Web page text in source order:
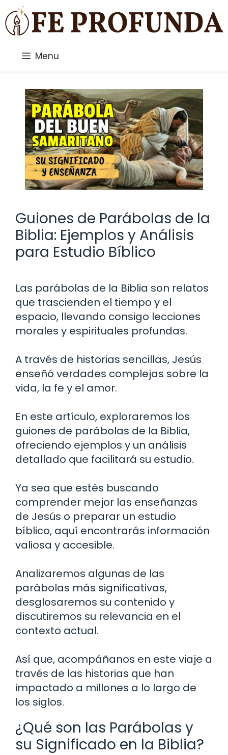
Saltar
al
contenido
Menu
Guiones de Parábolas de la
Biblia: Ejemplos y Análisis
para Estudio Bíblico
Las parábolas de la Biblia son relatos
que trascienden el tiempo y el
espacio, llevando consigo lecciones
morales y espirituales profundas.
A través de historias sencillas, Jesús
enseñó verdades complejas sobre la
vida, la fe y el amor.
En este artículo, exploraremos los
guiones de parábolas de la Biblia,
ofreciendo ejemplos y un análisis
detallado que facilitará su estudio.
Ya sea que estés buscando
comprender mejor las enseñanzas
de Jesús o preparar un estudio
bíblico, aquí encontrarás información
valiosa y accesible.
Analizaremos algunas de las
parábolas más significativas,
desglosaremos su contenido y
discutiremos su relevancia en el
contexto actual.
Así que, acompáñanos en este viaje a
través de las historias que han
impactado a millones a lo largo de
los siglos.
¿Qué son las Parábolas y
su Significado en la Biblia?